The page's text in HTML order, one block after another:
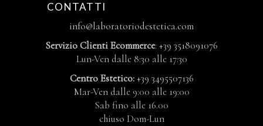
CONTATTI
info@laboratoriodestetica.com
Servizio Clienti Ecommerce: +39 3518091076
Lun-Ven dalle 8:30 alle 17:30
Centro Estetico:+39 3495507136
Mar-Ven dalle 9:00 alle 19:00
Sab fino alle 16.00
chiuso Dom-Lun